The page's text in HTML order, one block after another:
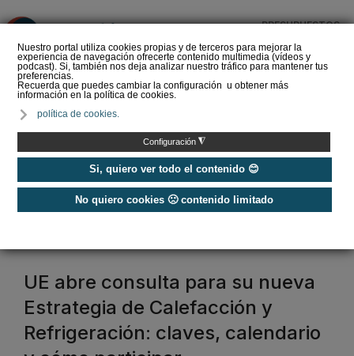
Nuestro portal utiliza cookies propias y de terceros para mejorar la
experiencia de navegación ofrecerte contenido multimedia (vídeos y
podcast). Si, también nos deja analizar nuestro tráfico para mantener tus
preferencias.
Recuerda que puedes cambiar la configuración u obtener más
información en la política de cookies.
política de cookies.
Configuración ◮
Si, quiero ver todo el contenido 😊
No quiero cookies 🙁 contenido limitado
PRESUPUESTOS
Normativas calefacción
UE abre consulta para su nueva
Estrategia de Calefacción y
Refrigeración: claves, calendario